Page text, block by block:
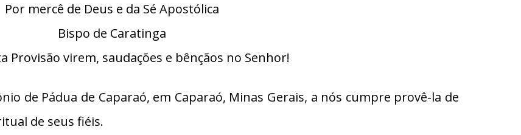
Por mercê de Deus e da Sé Apostólica
Bispo de Caratinga
Provisão virem, saudações e bênçãos no Senhor!
de Pádua de Caparaó, em Caparaó, Minas Gerais, a nós cumpre provê-la de
de seus fiéis.